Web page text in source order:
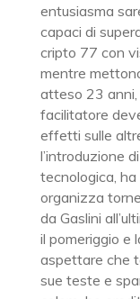
entusiasma
capaci di
cripto 77 con
mentre
atteso 23 anni,
facilitatore
effetti sulle
l’introduzione
tecnologica,
organizza
da Gaslini
il pomeriggio e
aspettare che
sue teste e